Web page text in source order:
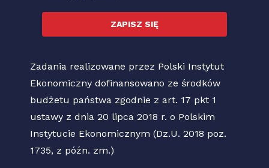
ZAPISZ SIĘ
Zadania realizowane przez Polski Instytut
Ekonomiczny dofinansowano ze środków
budżetu państwa zgodnie z art. 17 pkt 1
ustawy z dnia 20 lipca 2018 r. o Polskim
Instytucie Ekonomicznym (Dz.U. 2018 poz.
1735, z późn. zm.)